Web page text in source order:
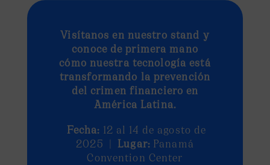
Visítanos en nuestro stand y
conoce de primera mano
cómo nuestra tecnología está
transformando la prevención
del crimen financiero en
América Latina.
Fecha: 12 al 14 de agosto de
2025 | Lugar:Panamá
Convention Center